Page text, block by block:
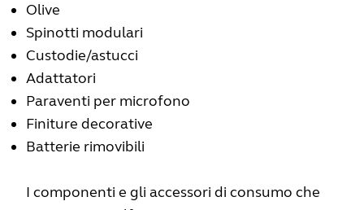
Olive
Spinotti modulari
Custodie/astucci
Adattatori
Paraventi per microfono
Finiture decorative
Batterie rimovibili
I componenti e gli accessori di consumo che